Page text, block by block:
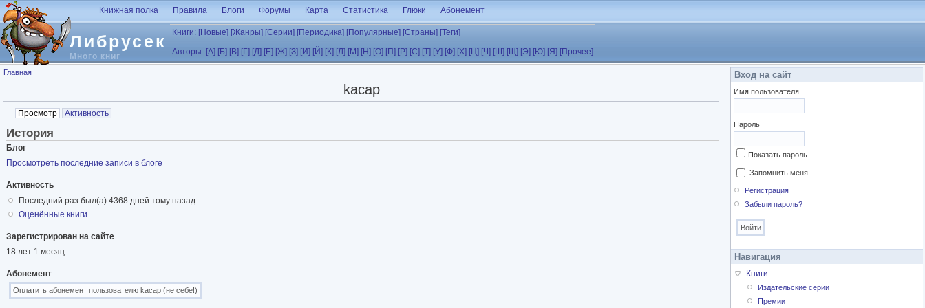
Перейти к основному содержанию
Либрусек
Много книг
Книжная полка Правила Блоги Форумы Карта Статистика Глюки Абонемент
Книги: [Новые] [Жанры] [Серии] [Периодика] [Популярные] [Страны] [Теги]
Авторы: [А] [Б] [В] [Г] [Д] [Е] [Ж] [З] [И] [Й] [К] [Л] [М] [Н] [О] [П] [Р] [С] [Т] [У] [Ф] [Х] [Ц] [Ч] [Ш] [Щ] [Э] [Ю] [Я] [Прочее]
Вы здесь
Главная
kacap
Главные вкладки
Просмотр (активная вкладка)
Активность
История
Блог
Просмотреть последние записи в блоге
Активность
Последний раз был(а) 4368 дней тому назад
Оценённые книги
Зарегистрирован на сайте
18 лет 1 месяц
Абонемент
Вход на сайт
Имя пользователя
Пароль
Показать пароль
Запомнить меня
Регистрация
Забыли пароль?
Навигация
Книги
Издательские серии
Премии